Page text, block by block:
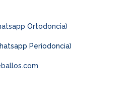
Ortodoncia)
Periodoncia)